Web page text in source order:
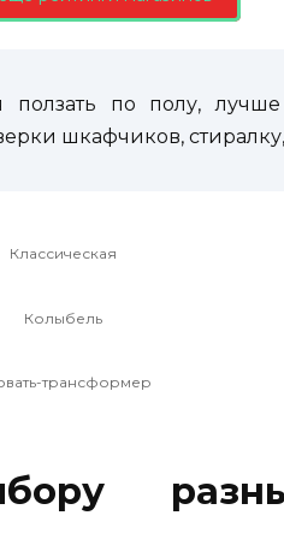
по полу, лучше
шкафчиков,
Классическая
Колыбель
трансформер